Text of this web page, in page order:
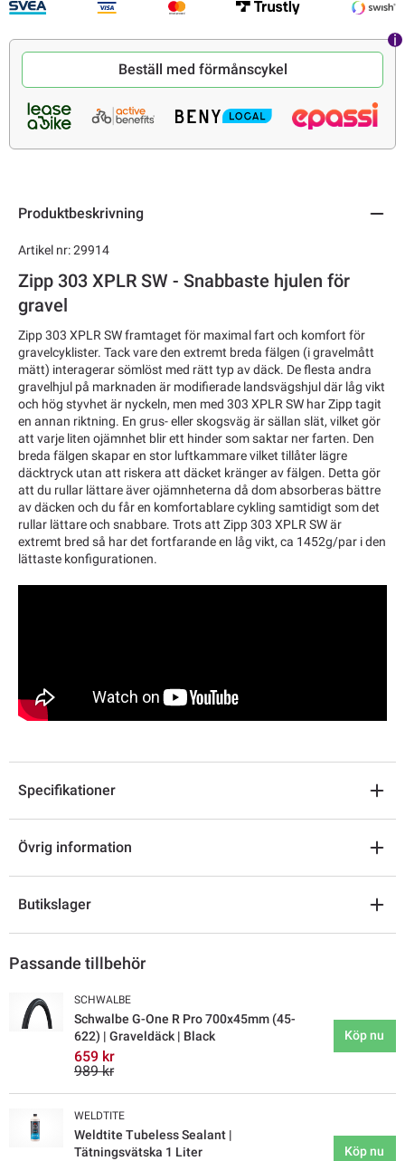
Beställ med förmånscykel
Produktbeskrivning
Artikel nr: 29914
Zipp 303 XPLR SW - Snabbaste hjulen för
gravel
Zipp 303 XPLR SW framtaget för maximal fart och komfort för
gravelcyklister. Tack vare den extremt breda fälgen (i gravelmått
mätt) interagerar sömlöst med rätt typ av däck. De flesta andra
gravelhjul på marknaden är modifierade landsvägshjul där låg vikt
och hög styvhet är nyckeln, men med 303 XPLR SW har Zipp tagit
en annan riktning. En grus- eller skogsväg är sällan slät, vilket gör
att varje liten ojämnhet blir ett hinder som saktar ner farten. Den
breda fälgen skapar en stor luftkammare vilket tillåter lägre
däcktryck utan att riskera att däcket kränger av fälgen. Detta gör
att du rullar lättare äver ojämnheterna då dom absorberas bättre
av däcken och du får en komfortablare cykling samtidigt som det
rullar lättare och snabbare. Trots att Zipp 303 XPLR SW är
extremt bred så har det fortfarande en låg vikt, ca 1452g/par i den
lättaste konfigurationen.
Specifikationer
Övrig information
Butikslager
Passande tillbehör
SCHWALBE
Schwalbe G-One R Pro 700x45mm (45-
622) | Graveldäck | Black
659 kr
989 kr
Köp nu
WELDTITE
Weldtite Tubeless Sealant |
Tätningsvätska 1 Liter
Köp nu